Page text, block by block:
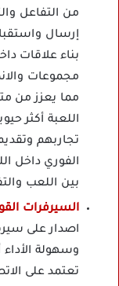
من التفاعل
إرسال
بناء علاقات
مجموعات
مما يعزز من
اللعبة أكثر
تجاربهم
الفوري داخل
بين اللعب
السيرفرات
اصدار على
وسهولة الأداء
تعتمد على